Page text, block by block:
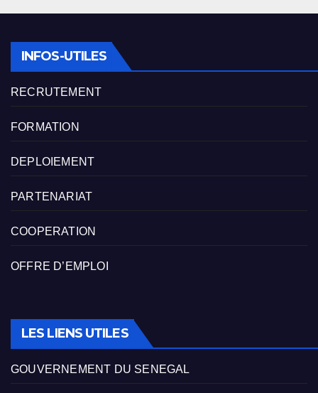
INFOS-UTILES
RECRUTEMENT
FORMATION
DEPLOIEMENT
PARTENARIAT
COOPERATION
OFFRE D’EMPLOI
LES LIENS UTILES
GOUVERNEMENT DU SENEGAL